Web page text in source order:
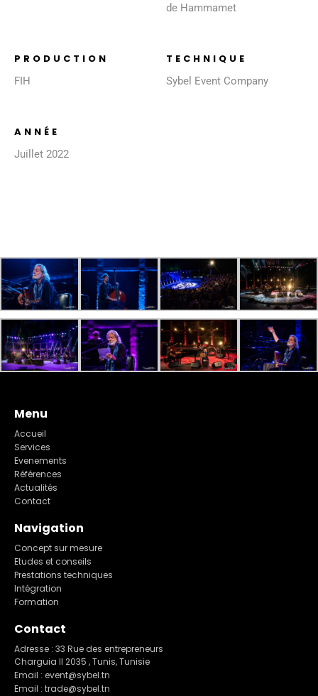
de Hammamet
PRODUCTION
FIH
TECHNIQUE
Sybel Event Company
ANNÉE
Juillet 2022
Menu
Accueil
Services
Evenements
Références
Actualités
Contact
Navigation
Concept sur mesure
Etudes et conseils
Prestations techniques
Intégration
Formation
Contact
Adresse : 33 Rue des entrepreneurs
Charguia II 2035 , Tunis, Tunisie
Email : event@sybel.tn
Email : trade@sybel.tn